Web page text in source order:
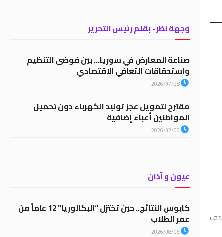
وجهة نظر- بقلم رئيس التحرير
صناعة المعارض في سوريا… بين فوضى التنظيم
واستحقاقات التعافي الاقتصادي
2026/07/28
مقترح لتمويل عجز توليد الكهرباء دون تحميل
المواطنين أعباء إضافية
2026/02/06
عيون و آذان
كابوس النتائج.. حين تختزل “البكالوريا” 12 عاماً من
عمر الطلاب
2026/08/06